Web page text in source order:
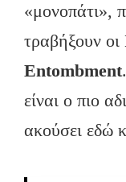
«μονοπάτι»,
τραβήξουν οι
Entombment
είναι ο πιο
ακούσει εδώ